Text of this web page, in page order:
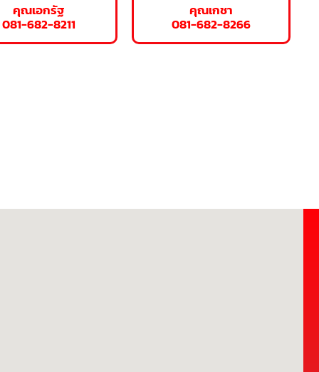
คุณเอกรัฐ
081-682-8211
คุณเกชา
081-682-8266